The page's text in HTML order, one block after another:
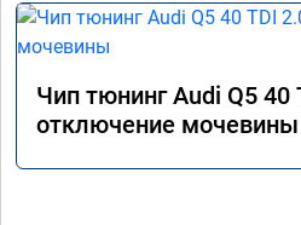
Чип тюнинг Audi Q5 40
отключение мочевины